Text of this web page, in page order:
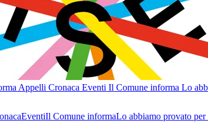
Appelli Cronaca Eventi Il Comune informa Lo
EventiIl Comune informaLo abbiamo provato per